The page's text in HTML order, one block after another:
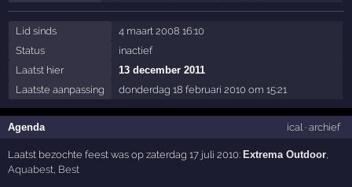
Lid sinds
4 maart 2008 16:10
Status
inactief
Laatst hier
13 december 2011
Laatste aanpassing
donderdag 18 februari 2010 om 15:21
Agenda ical· archief
Laatst bezochte feest was op zaterdag 17 juli 2010:Extrema Outdoor
Aquabest Best